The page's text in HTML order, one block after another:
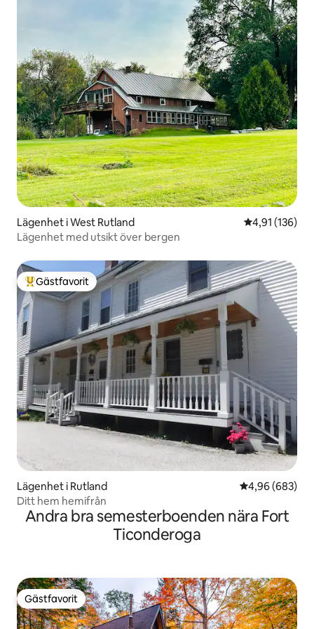
Lägenhet i West Rutland 4,91 av 5 i
4,91 (136)
Lägenhet med utsikt över bergen
Populär gästfavorit
Gästfavorit
Lägenhet i Rutland 4,96 av 5 i
4,96 (683)
Ditt hem hemifrån
Andra bra semesterboenden nära Fort
Ticonderoga
Gästfavorit
Gästfavorit